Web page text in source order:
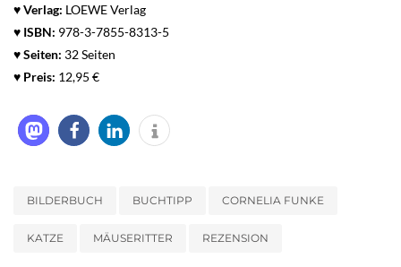
♥Verlag: LOEWE Verlag
♥ ISBN: 978-3-7855-8313-5
♥Seiten: 32 Seiten
♥ Preis: 12,95 €
BILDERBUCH BUCHTIPP CORNELIA FUNKE
KATZE MÄUSERITTER REZENSION